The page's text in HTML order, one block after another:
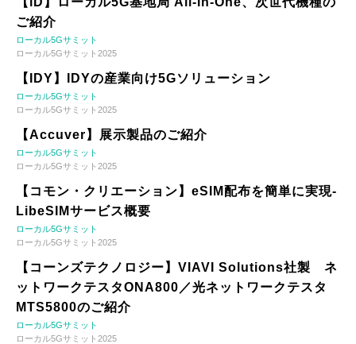
ご紹介
ローカル5Gサミット
ローカル5Gサミット2025
【IDY】IDYの産業向け5Gソリューション
ローカル5Gサミット
ローカル5Gサミット2025
【Accuver】展示製品のご紹介
ローカル5Gサミット
ローカル5Gサミット2025
【コモン・クリエーション】eSIM配布を簡単に実現-
LibeSIMサービス概要
ローカル5Gサミット
ローカル5Gサミット2025
【コーンズテクノロジー】VIAVI Solutions社製 ネ
ットワークテスタONA800／光ネットワークテスタ
MTS5800のご紹介
ローカル5Gサミット
ローカル5Gサミット2025